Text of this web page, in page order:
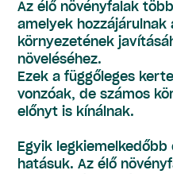
Az élő növényfalak
amelyek hozzájárulnak
környezetének
növeléséhez.
Ezek a függőleges
vonzóak, de számos
előnyt is kínálnak.
Egyik
hatásuk. Az élő